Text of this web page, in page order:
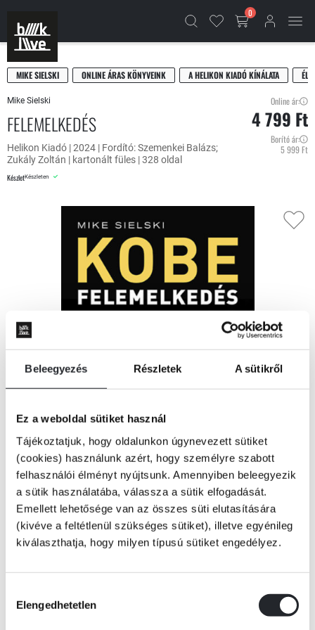
Beleegyezés Részletek A sütikről
Ez a weboldal sütiket használ
Tájékoztatjuk, hogy oldalunkon úgynevezett sütiket
(cookies) használunk azért, hogy személyre szabott
felhasználói élményt nyújtsunk. Amennyiben beleegyezik
a sütik használatába, válassza a sütik elfogadását.
Emellett lehetősége van az összes süti elutasítására
(kivéve a feltétlenül szükséges sütiket), illetve egyénileg
kiválaszthatja, hogy milyen típusú sütiket engedélyez.
kiválasztása
Elengedhetetlen
0
MIKE SIELSKI ONLINE ÁRAS KÖNYVEINK A HELIKON KIADÓ KÍNÁLATA
Mike Sielski
FELEMELKEDÉS
Helikon Kiadó | 2024 | Fordító: Szemenkei Balázs;
Zukály Zoltán | kartonált füles | 328 oldal
KészletKészleten
Online ár:
4 799 Ft
Borító ár:
5 999 Ft